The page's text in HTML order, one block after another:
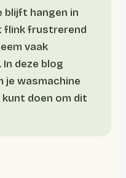
blijft hangen in
flink frustrerend
vaak
deze blog
je wasmachine
doen om dit